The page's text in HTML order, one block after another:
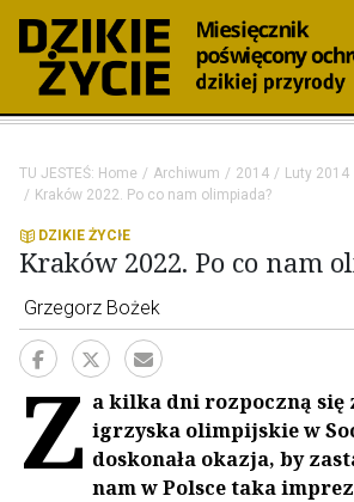
TU JESTEŚ: Home Archiwum 2014
Luty 2014
Kraków 2022. Po co nam olimpiada?
DZIKIE ŻYCIE
Kraków 2022. Po co nam
Grzegorz Bożek
Z a kilka dni rozpoczną się
igrzyska olimpijskie w
doskonała okazja, by
nam w Polsce taka